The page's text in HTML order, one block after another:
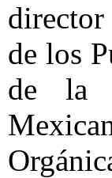
de los
de la